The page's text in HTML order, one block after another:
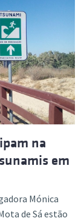
na
em
Mónica
de Sá estão